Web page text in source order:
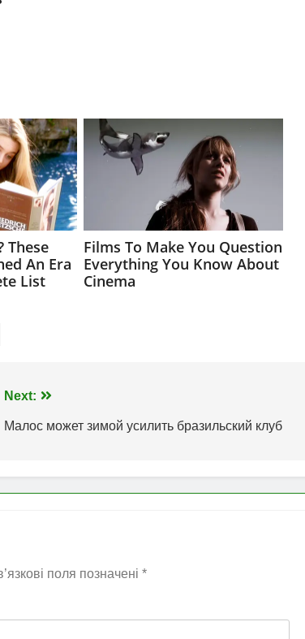
Next:
Малос может зимой усилить бразильский клуб
поля позначені *